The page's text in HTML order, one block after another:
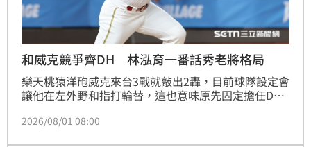
和威克競爭齊DH 林泓育一番話秀老將格局
樂天桃猿洋砲威克來台3戰就敲出2轟，目前球隊設定會
讓他在左外野和指打輪替，這也意味原先固定擔任DH
球隊能贏自己天天坐冷板也無所謂，一番話展現老將格
2026/08/01 08:00